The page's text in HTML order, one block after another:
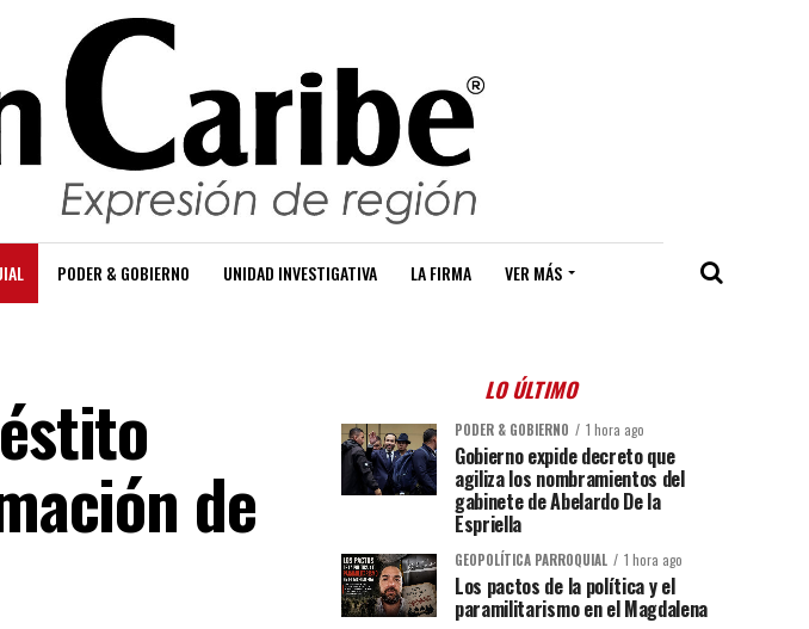
PODER & GOBIERNO UNIDAD INVESTIGATIVA LA FIRMA VER MÁS
de
LO ÚLTIMO
PODER & GOBIERNO 1 hora ago
Gobierno expide decreto que
agiliza los nombramientos del
gabinete de Abelardo De la
Espriella
GEOPOLÍTICA PARROQUIAL 1 hora ago
Los pactos de la política y el
paramilitarismo en el Magdalena